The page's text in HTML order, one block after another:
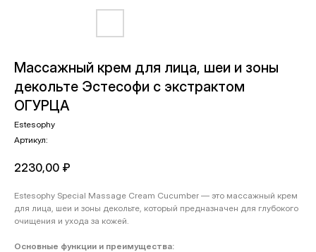
Массажный крем для лица, шеи и зоны
декольте Эстесофи c экстрактом
ОГУРЦА
Estesophy
Артикул:
2230,00 ₽
Estesophy Special Massage Cream Cucumber — это массажный крем
для лица, шеи и зоны декольте, который предназначен для глубокого
очищения и ухода за кожей.
Основные функции и преимущества: